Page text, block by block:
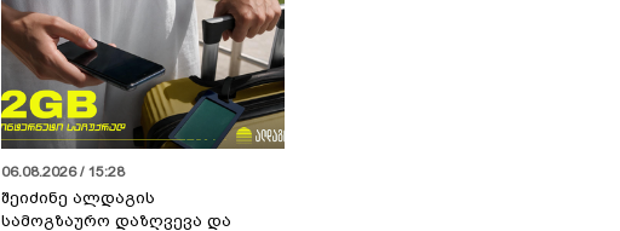
06.08.2026 / 15:28
შეიძინე ალდაგის
სამოგზაურო დაზღვევა და